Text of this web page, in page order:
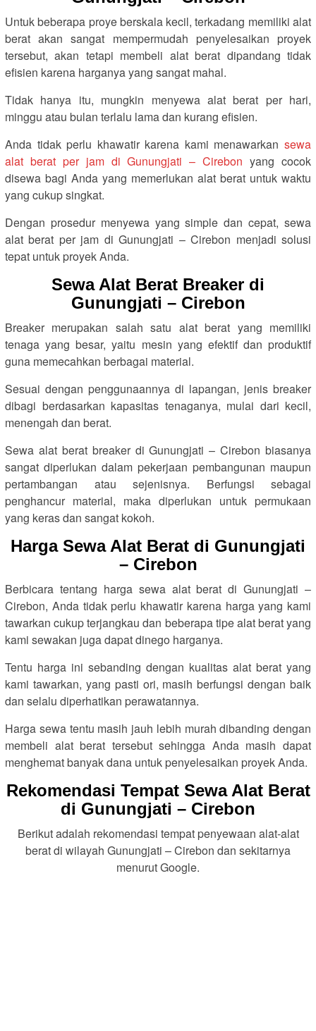
Untuk beberapa proye berskala kecil, terkadang memiliki alat
berat akan sangat mempermudah penyelesaikan proyek
tersebut, akan tetapi membeli alat berat dipandang tidak
efisien karena harganya yang sangat mahal.
Tidak hanya itu, mungkin menyewa alat berat per hari,
minggu atau bulan terlalu lama dan kurang efisien.
Anda tidak perlu khawatir karena kami menawarkan sewa
alat berat per jam di Gunungjati – Cirebon yang cocok
disewa bagi Anda yang memerlukan alat berat untuk waktu
yang cukup singkat.
Dengan prosedur menyewa yang simple dan cepat, sewa
alat berat per jam di Gunungjati – Cirebon menjadi solusi
tepat untuk proyek Anda.
Sewa Alat Berat Breaker di
Gunungjati – Cirebon
Breaker merupakan salah satu alat berat yang memiliki
tenaga yang besar, yaitu mesin yang efektif dan produktif
guna memecahkan berbagai material.
Sesuai dengan penggunaannya di lapangan, jenis breaker
dibagi berdasarkan kapasitas tenaganya, mulai dari kecil,
menengah dan berat.
Sewa alat berat breaker di Gunungjati – Cirebon biasanya
sangat diperlukan dalam pekerjaan pembangunan maupun
pertambangan atau sejenisnya. Berfungsi sebagai
penghancur material, maka diperlukan untuk permukaan
yang keras dan sangat kokoh.
Harga Sewa Alat Berat di Gunungjati
– Cirebon
Berbicara tentang harga sewa alat berat di Gunungjati –
Cirebon, Anda tidak perlu khawatir karena harga yang kami
tawarkan cukup terjangkau dan beberapa tipe alat berat yang
kami sewakan juga dapat dinego harganya.
Tentu harga ini sebanding dengan kualitas alat berat yang
kami tawarkan, yang pasti ori, masih berfungsi dengan baik
dan selalu diperhatikan perawatannya.
Harga sewa tentu masih jauh lebih murah dibanding dengan
membeli alat berat tersebut sehingga Anda masih dapat
menghemat banyak dana untuk penyelesaikan proyek Anda.
Rekomendasi Tempat Sewa Alat Berat
di Gunungjati – Cirebon
Berikut adalah rekomendasi tempat penyewaan alat-alat
berat di wilayah Gunungjati – Cirebon dan sekitarnya
menurut Google.